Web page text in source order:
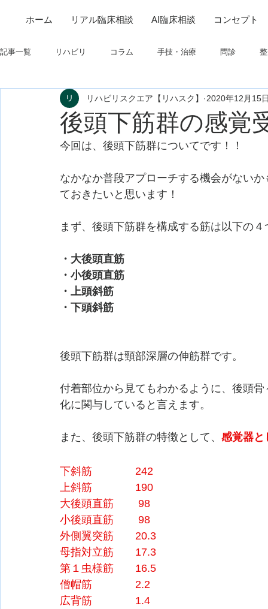
ホーム リアル臨床相談 AI臨床相談 コンセプト
記事一覧 リハビリ コラム 手技・治療 問診
制度関連 学会・研究関連 高次脳機能障害
フィジカルアセスメント 仕事について 栄養
後頭下筋群の感覚
リハビリスクエア【リハスク】 2020年12月15
今回は、後頭下筋群についてです！！
なかなか普段アプローチする機会がない
ておきたいと思います！
まず、後頭下筋群を構成する筋は以下の４
・大後頭直筋
・小後頭直筋
・上頭斜筋
・下頭斜筋
後頭下筋群は頸部深層の伸筋群です。
付着部位から見てもわかるように、後頭
化に関与していると言えます。
また、後頭下筋群の特徴として、 感覚器と
下斜筋　　　　242
上斜筋　　　　190
大後頭直筋　　 98
小後頭直筋 　　98
外側翼突筋　　20.3
母指対立筋　　17.3
第１虫様筋　　16.5
僧帽筋　　　　2.2
広背筋　　　　1.4